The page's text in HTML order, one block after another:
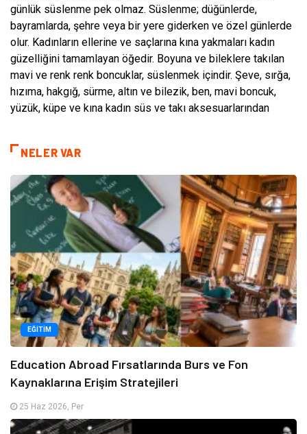
günlük süslenme pek olmaz. Süslenme; düğünlerde,
bayramlarda, şehre veya bir yere giderken ve özel günlerde
olur. Kadınların ellerine ve saçlarına kına yakmaları kadın
güzelliğini tamamlayan öğedir. Boyuna ve bileklere takılan
mavi ve renk renk boncuklar, süslenmek içindir. Şeve, sırğa,
hızıma, hakgığ, sürme, altın ve bilezik, ben, mavi boncuk,
yüzük, küpe ve kına kadın süs ve takı aksesuarlarından
NELER VAR
EĞITIM
Education Abroad Fırsatlarında Burs ve Fon
Kaynaklarına Erişim Stratejileri
25 Haz 2026, Per